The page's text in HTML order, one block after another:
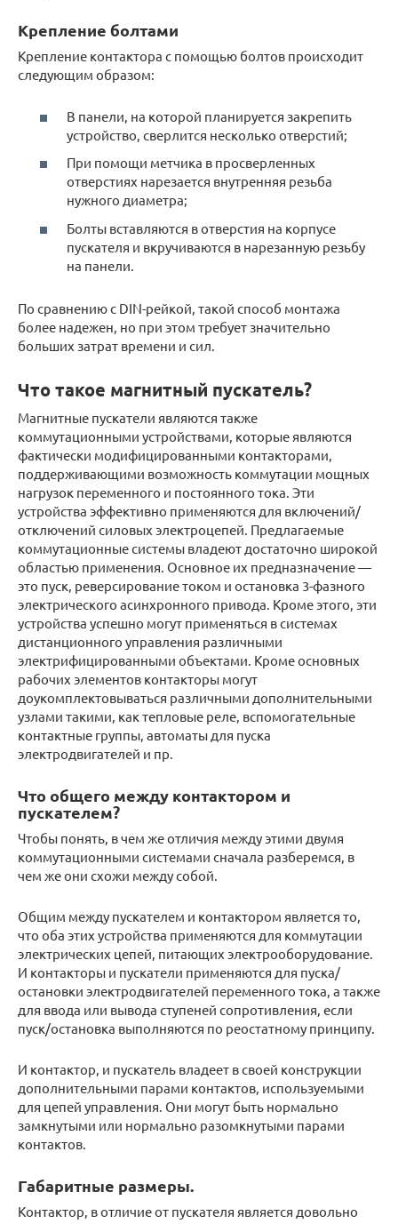
Крепление болтами
Крепление контактора с помощью болтов происходит
следующим образом:
В панели, на которой планируется закрепить
устройство, сверлится несколько отверстий;
При помощи метчика в просверленных
отверстиях нарезается внутренняя резьба
нужного диаметра;
Болты вставляются в отверстия на корпусе
пускателя и вкручиваются в нарезанную резьбу
на панели.
По сравнению с DIN-рейкой, такой способ монтажа
более надежен, но при этом требует значительно
больших затрат времени и сил.
Что такое магнитный пускатель?
Магнитные пускатели являются также
коммутационными устройствами, которые являются
фактически модифицированными контакторами,
поддерживающими возможность коммутации мощных
нагрузок переменного и постоянного тока. Эти
устройства эффективно применяются для включений/
отключений силовых электроцепей. Предлагаемые
коммутационные системы владеют достаточно широкой
областью применения. Основное их предназначение —
это пуск, реверсирование током и остановка 3-фазного
электрического асинхронного привода. Кроме этого, эти
устройства успешно могут применяться в системах
дистанционного управления различными
электрифицированными объектами. Кроме основных
рабочих элементов контакторы могут
доукомплектовываться различными дополнительными
узлами такими, как тепловые реле, вспомогательные
контактные группы, автоматы для пуска
электродвигателей и пр.
Что общего между контактором и
пускателем?
Чтобы понять, в чем же отличия между этими двумя
коммутационными системами сначала разберемся, в
чем же они схожи между собой.
Общим между пускателем и контактором является то,
что оба этих устройства применяются для коммутации
электрических цепей, питающих электрооборудование.
И контакторы и пускатели применяются для пуска/
остановки электродвигателей переменного тока, а также
для ввода или вывода ступеней сопротивления, если
пуск/остановка выполняются по реостатному принципу.
И контактор, и пускатель владеет в своей конструкции
дополнительными парами контактов, используемыми
для цепей управления. Они могут быть нормально
замкнутыми или нормально разомкнутыми парами
контактов.
Габаритные размеры.
Контактор, в отличие от пускателя является довольно